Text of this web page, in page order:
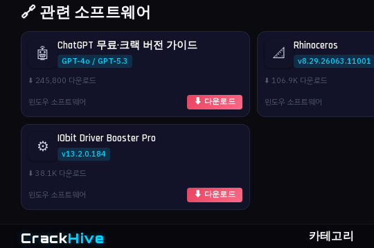
🔗 관련 소프트웨어
🤖 ChatGPT 무료·크랙 버전 가이드
GPT-4o / GPT-5.3
⬇️ 245,800 다운로드
윈도우 소프트웨어
⬇ 다운로드
📐 Rhinoceros
v8.29.26063.11001
⬇️ 106.9K 다운로드
윈도우 소프트웨어
⚙️ IObit Driver Booster Pro
v13.2.0.184
⬇️ 38.1K 다운로드
윈도우 소프트웨어
⬇ 다운로드
CrackHive 카테고리